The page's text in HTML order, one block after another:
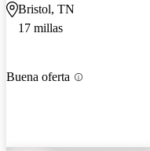
Bristol, TN
17 millas
Buena oferta